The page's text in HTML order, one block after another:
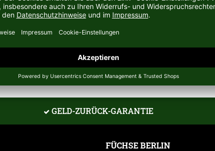
GELD-ZURÜCK-GARANTIE
FÜCHSE BERLIN